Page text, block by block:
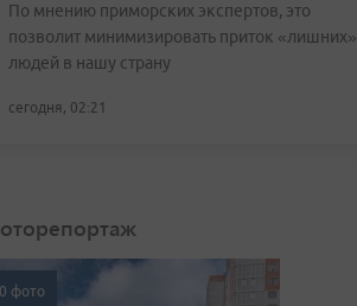
По мнению приморских экспертов, это
позволит минимизировать приток «лишних»
людей в нашу страну
сегодня, 02:21
фото